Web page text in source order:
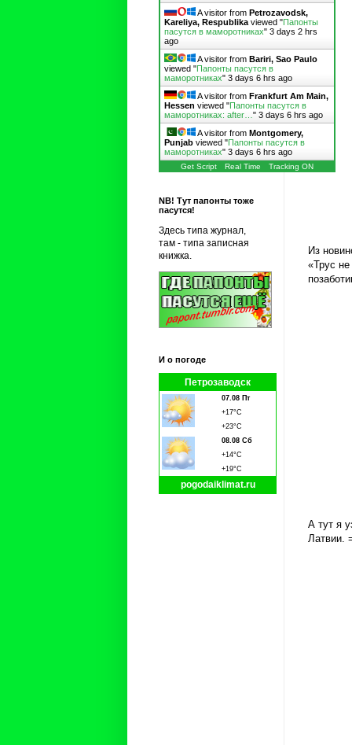
Из
«Трус
А тут я
Латвии.
A visitor from Petrozavodsk,
Kareliya, Respublika viewed "Папонты
пасутся в маморотниках" 3 days 2 hrs
ago
A visitor from Bariri, Sao Paulo
viewed "Папонты пасутся в
маморотниках" 3 days 6 hrs ago
A visitor from Frankfurt Am Main,
Hessen viewed "Папонты пасутся в
маморотниках: after… " 3 days 6 hrs ago
A visitor from Montgomery,
Punjab viewed "Папонты пасутся в
маморотниках" 3 days 6 hrs ago
Get Script Real Time Tracking ON
NB! Тут папонты тоже
пасутся!
Здесь типа журнал,
там - типа записная
книжка.
И о погоде
Петрозаводск
07.08 Пт
+17°C
+23°C
08.08 Сб
+14°C
+19°C
pogodaiklimat.ru